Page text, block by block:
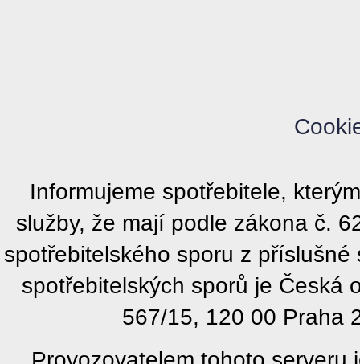
Informujeme spotřebitele,
služby, že mají podle zákona č.
spotřebitelského sporu z
spotřebitelských sporů je Česká
567/15, 120 00 Praha
Provozovatelem tohoto